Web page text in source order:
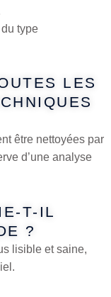
type
LES
être nettoyées par
d’une analyse
T-IL
?
lisible et saine,